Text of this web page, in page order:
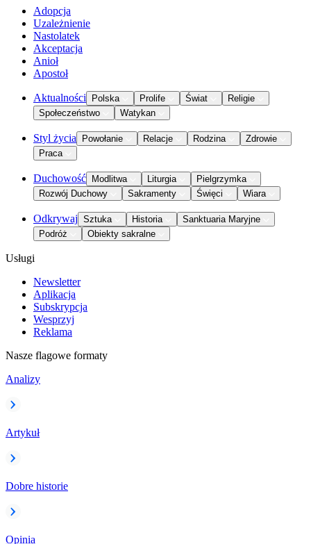
Adopcja
Uzależnienie
Nastolatek
Akceptacja
Anioł
Apostoł
Aktualności Polska Prolife Świat
Religie
Społeczeństwo
Watykan
Styl życia Powołanie Relacje Rodzina
Zdrowie
Praca
Duchowość Modlitwa Liturgia
Pielgrzymka
Rozwój Duchowy
Sakramenty Święci Wiara
Odkrywaj Sztuka Historia
Sanktuaria Maryjne
Podróż
Obiekty sakralne
Usługi
Newsletter
Aplikacja
Subskrypcja
Wesprzyj
Reklama
Nasze flagowe formaty
Analizy
Artykuł
Dobre historie
Opinia